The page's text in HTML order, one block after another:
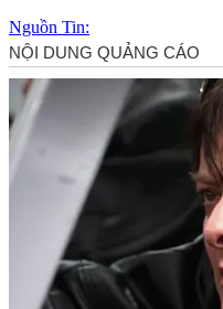
Nguồn Tin: